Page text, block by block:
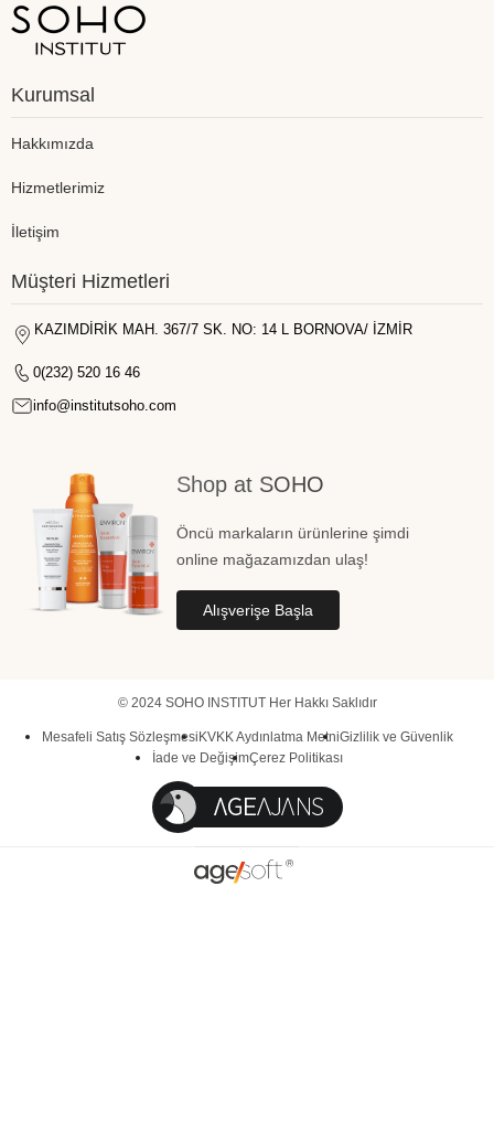
Kurumsal
Hakkımızda
Hizmetlerimiz
İletişim
Müşteri Hizmetleri
KAZIMDİRİK MAH. 367/7 SK. NO: 14 L BORNOVA/ İZMİR
0(232) 520 16 46
info@institutsoho.com
Shop at SOHO
Öncü markaların ürünlerine şimdi
online mağazamızdan ulaş!
Alışverişe Başla
© 2024 SOHO INSTITUT Her Hakkı Saklıdır
Mesafeli Satış SözleşmesiKVKK Aydınlatma MetniGizlilik ve Güvenlik
İade ve DeğişimÇerez Politikası